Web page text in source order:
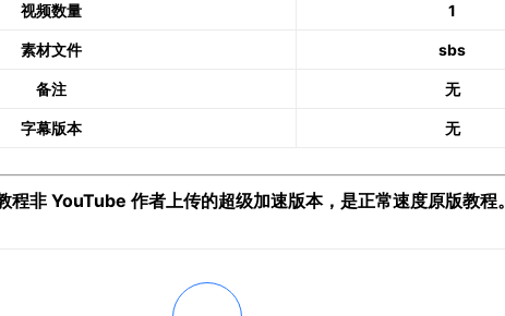
视频数量 1
素材文件 sbs
备注 无
字幕版本 无
非 YouTube 作者上传的超级加速版本，是正常速度原版教程。